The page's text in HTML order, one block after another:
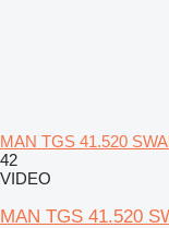
MAN TGS 41.520
42
VIDEO
MAN TGS 41.520